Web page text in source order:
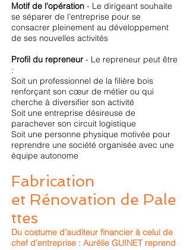
Motif de l'opération - Le dirigeant souhaite
se séparer de l’entreprise pour se
consacrer pleinement au développement
de ses nouvelles activités
Profil du repreneur - Le repreneur peut être
:
Soit un professionnel de la filière bois
renforçant son cœur de métier ou qui
cherche à diversifier son activité
Soit une entreprise désireuse de
parachever son circuit logistique
Soit une personne physique motivée pour
reprendre une société organisée avec une
équipe autonome
Fabrication
et Rénovation de Pale
ttes
Du costume d’auditeur financier à celui de
chef d’entreprise : Aurélie GUINET reprend